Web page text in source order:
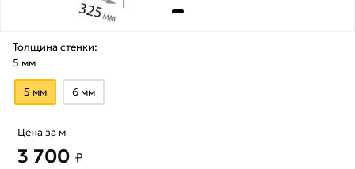
Толщина стенки:
5 мм
5 мм 6 мм
Цена за м
3 700 ₽